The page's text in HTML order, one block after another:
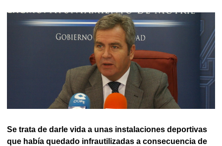
Se trata de darle vida a unas instalaciones deportivas
que había quedado infrautilizadas a consecuencia de